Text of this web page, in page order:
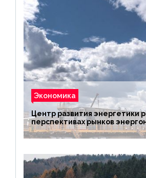
Экономика
Центр развития энергетики
перспективах рынков